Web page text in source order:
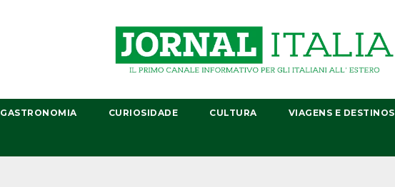
GASTRONOMIA CURIOSIDADE CULTURA VIAGENS E DESTINOS